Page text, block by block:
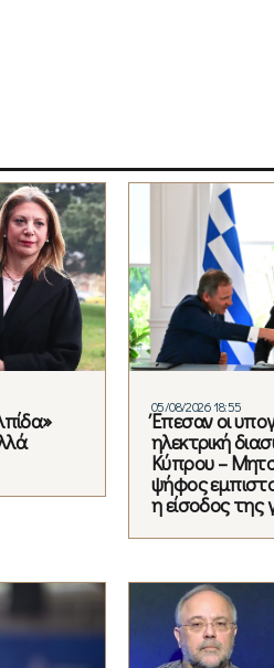
05/08/2026 18:55
Έπεσαν οι
ηλεκτρική
Κύπρου –
ψήφος
η είσοδος της